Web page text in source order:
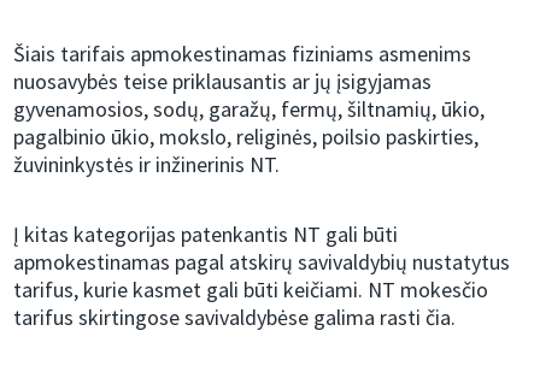
Šiais tarifais apmokestinamas fiziniams asmenims
nuosavybės teise priklausantis ar jų įsigyjamas
gyvenamosios, sodų, garažų, fermų, šiltnamių, ūkio,
pagalbinio ūkio, mokslo, religinės, poilsio paskirties,
žuvininkystės ir inžinerinis NT.
Į kitas kategorijas patenkantis NT gali būti
apmokestinamas pagal atskirų savivaldybių nustatytus
tarifus, kurie kasmet gali būti keičiami. NT mokesčio
tarifus skirtingose savivaldybėse galima rasti čia.